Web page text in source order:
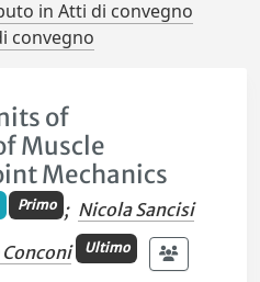
in Atti di convegno
convegno
of
Muscle
Mechanics
Primo ; Nicola Sancisi
Ultimo